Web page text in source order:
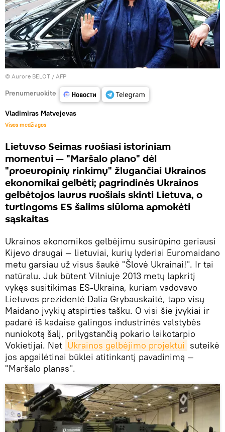
© Aurore BELOT / AFP
Prenumeruokite
Vladimiras Matvejevas
Visos medžiagos
Lietuvso Seimas ruošiasi istoriniam
momentui — "Maršalo plano" dėl
"proeuropinių rinkimų" žlugančiai Ukrainos
ekonomikai gelbėti; pagrindinės Ukrainos
gelbėtojos laurus ruošiais skinti Lietuva, o
turtingoms ES šalims siūloma apmokėti
sąskaitas
Ukrainos ekonomikos gelbėjimu susirūpino geriausi
Kijevo draugai — lietuviai, kurių lyderiai Euromaidano
metu garsiau už visus šaukė "Šlovė Ukrainai!". Ir tai
natūralu. Juk būtent Vilniuje 2013 metų lapkritį
vykęs susitikimas ES-Ukraina, kuriam vadovavo
Lietuvos prezidentė Dalia Grybauskaitė, tapo visų
Maidano įvykių atspirties tašku. O visi šie įvykiai ir
padarė iš kadaise galingos industrinės valstybės
nuniokotą šalį, prilygstančią pokario laikotarpio
Vokietijai. Net Ukrainos gelbėjimo projektui suteikė
jos apgailėtinai būklei atitinkantį pavadinimą —
"Maršalo planas".